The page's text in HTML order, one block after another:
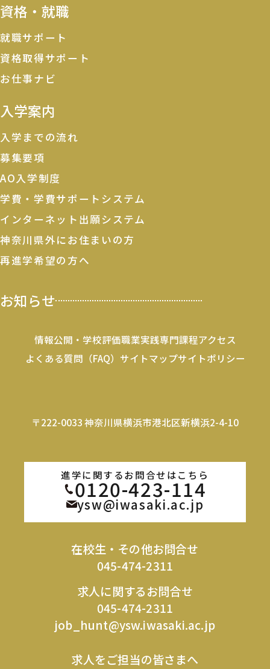
資格・就職
就職サポート
資格取得サポート
お仕事ナビ
入学案内
入学までの流れ
募集要項
AO入学制度
学費・学費サポートシステム
インターネット出願システム
神奈川県外にお住まいの方
再進学希望の方へ
お知らせ
情報公開・学校評価職業実践専門課程アクセス
よくある質問（FAQ） サイトマップサイトポリシー
〒222-0033 神奈川県横浜市港北区新横浜2-4-10
進学に関するお問合せはこちら
0120-423-114
ysw@iwasaki.ac.jp
在校生・その他お問合せ
045-474-2311
求人に関するお問合せ
045-474-2311
job_hunt@ysw.iwasaki.ac.jp
求人をご担当の皆さまへ